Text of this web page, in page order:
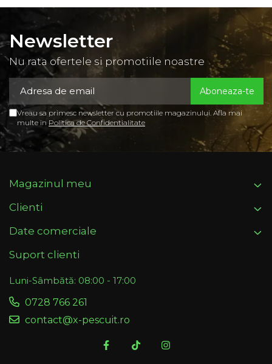
Newsletter
Nu rata ofertele si promotiile noastre
Vreau sa primesc newsletter cu promotiile magazinului. Afla mai
multe in Politica de Confidentialitate
Magazinul meu
Clienti
Date comerciale
Suport clienti
Luni-Sâmbătă: 08:00 - 17:00
0728 766 261
contact@x-pescuit.ro